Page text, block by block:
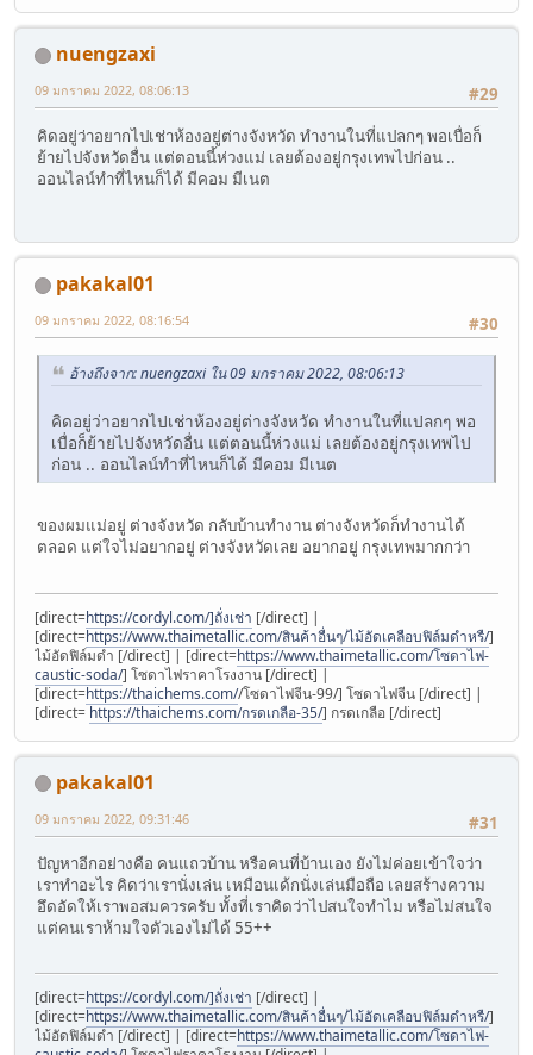
nuengzaxi
#29
09 มกราคม 2022, 08:06:13
คิดอยู่ว่าอยากไปเช่าห้องอยู่ต่างจังหวัด ทำงานในที่แปลกๆ พอเบื่อก็
ย้ายไปจังหวัดอื่น แต่ตอนนี้ห่วงแม่ เลยต้องอยู่กรุงเทพไปก่อน ..
ออนไลน์ทำที่ไหนก็ได้ มีคอม มีเนต
pakakal01
#30
09 มกราคม 2022, 08:16:54
อ้างถึงจาก: nuengzaxi ใน 09 มกราคม 2022, 08:06:13
คิดอยู่ว่าอยากไปเช่าห้องอยู่ต่างจังหวัด ทำงานในที่แปลกๆ พอ
เบื่อก็ย้ายไปจังหวัดอื่น แต่ตอนนี้ห่วงแม่ เลยต้องอยู่กรุงเทพไป
ก่อน .. ออนไลน์ทำที่ไหนก็ได้ มีคอม มีเนต
ของผมแม่อยู่ ต่างจังหวัด กลับบ้านทำงาน ต่างจังหวัดก็ทำงานได้
ตลอด แต่ใจไม่อยากอยู่ ต่างจังหวัดเลย อยากอยู่ กรุงเทพมากกว่า
[direct=https://cordyl.com/]ถั่งเช่า [/direct] |
[direct=https://www.thaimetallic.com/สินค้าอื่นๆ/ไม้อัดเคลือบฟิล์มดำหรื/]
ไม้อัดฟิล์มดำ [/direct] | [direct=https://www.thaimetallic.com/โซดาไฟ-
caustic-soda/] โซดาไฟราคาโรงงาน [/direct] |
[direct=https://thaichems.com//โซดาไฟจีน-99/] โซดาไฟจีน [/direct] |
[direct= https://thaichems.com/กรดเกลือ-35/] กรดเกลือ [/direct]
pakakal01
#31
09 มกราคม 2022, 09:31:46
ปัญหาอีกอย่างคือ คนแถวบ้าน หรือคนที่บ้านเอง ยังไม่ค่อยเข้าใจว่า
เราทำอะไร คิดว่าเรานั่งเล่น เหมือนเด้กนั่งเล่นมือถือ เลยสร้างความ
อึดอัดให้เราพอสมควรครับ ทั้งที่เราคิดว่าไปสนใจทำไม หรือไม่สนใจ
แต่คนเราห้ามใจตัวเองไม่ได้ 55++
[direct=https://cordyl.com/]ถั่งเช่า [/direct] |
[direct=https://www.thaimetallic.com/สินค้าอื่นๆ/ไม้อัดเคลือบฟิล์มดำหรื/]
ไม้อัดฟิล์มดำ [/direct] | [direct=https://www.thaimetallic.com/โซดาไฟ-